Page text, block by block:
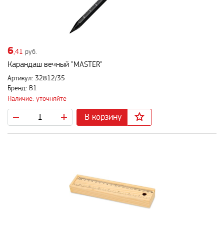
6,41 руб.
Карандаш вечный "MASTER"
Артикул: 32812/35
Бренд: B1
Наличие: уточняйте
В корзину